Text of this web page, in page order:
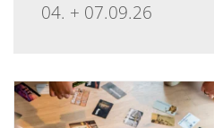
04. + 07.09.26